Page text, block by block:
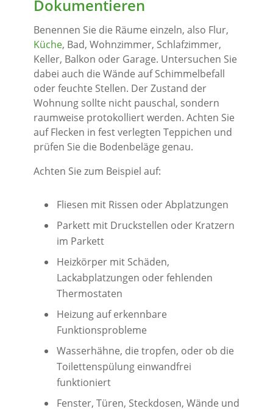
Dokumentieren
Benennen Sie die Räume einzeln, also Flur,
Küche, Bad, Wohnzimmer, Schlafzimmer,
Keller, Balkon oder Garage. Untersuchen Sie
dabei auch die Wände auf Schimmelbefall
oder feuchte Stellen. Der Zustand der
Wohnung sollte nicht pauschal, sondern
raumweise protokolliert werden. Achten Sie
auf Flecken in fest verlegten Teppichen und
prüfen Sie die Bodenbeläge genau.
Achten Sie zum Beispiel auf:
Fliesen mit Rissen oder Abplatzungen
Parkett mit Druckstellen oder Kratzern
im Parkett
Heizkörper mit Schäden,
Lackabplatzungen oder fehlenden
Thermostaten
Heizung auf erkennbare
Funktionsprobleme
Wasserhähne, die tropfen, oder ob die
Toilettenspülung einwandfrei
funktioniert
Fenster, Türen, Steckdosen, Wände und